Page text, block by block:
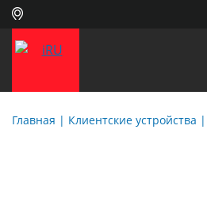
Главная | Клиентские устройства |